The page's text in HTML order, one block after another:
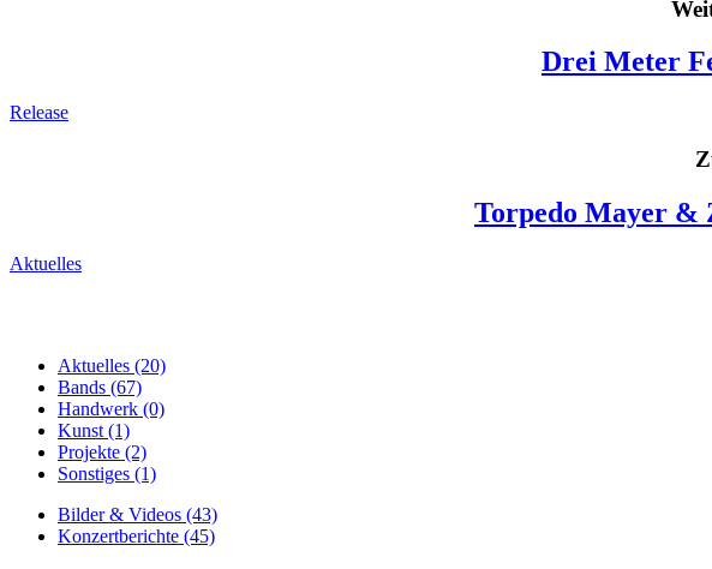
Drei Meter
Release
Torpedo Mayer &
Aktuelles
Aktuelles (20)
Bands (67)
Handwerk (0)
Kunst (1)
Projekte (2)
Sonstiges (1)
Bilder & Videos (43)
Konzertberichte (45)